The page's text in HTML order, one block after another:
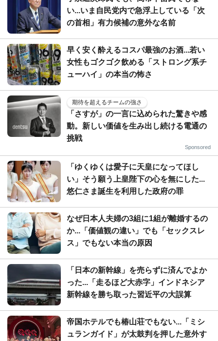
い...いま自民党内で急浮上している「次
の首相」有力候補の意外な名前
早く安く酔えるコスパ最強のお酒...若い
女性もゴクゴク飲める「ストロング系チ
ューハイ」の本当の怖さ
期待を超えるチームの強さ
「さすが」の一言に込められた驚きや感
動。新しい価値を生み出し続ける電通の
挑戦
Sponsored
「ゆくゆくは愛子に天皇になってほし
い」そう願う上皇陛下の心を無にした...
悠仁さま誕生を利用した政府の罪
なぜ日本人夫婦の3組に1組が離婚するの
か...「価値観の違い」でも「セックスレ
ス」でもない本当の原因
「日本の新幹線」を売らずに済んでよか
った...「走るほど大赤字」インドネシア
新幹線を勝ち取った習近平の大誤算
帝国ホテルでも椿山荘でもない...「ミシ
ュランガイド」が太鼓判を押した意外す